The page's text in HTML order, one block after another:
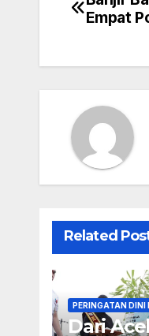
Empat
Related
PERINGATAN DINI
Dari